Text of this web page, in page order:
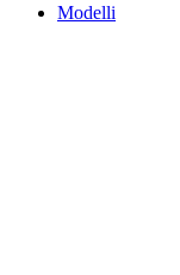
Modelli